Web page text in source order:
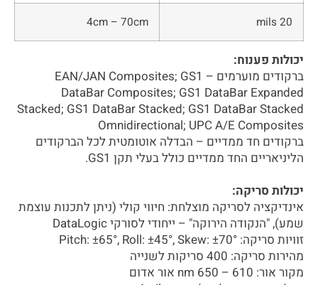
20 mils
4cm – 70cm
יכולות פענוח:
ברקודים מוערמים – EAN/JAN Composites; GS1
DataBar Composites; GS1 DataBar Expanded
Stacked; GS1 DataBar Stacked; GS1 DataBar Stacked
Omnidirectional; UPC A/E Composites
ברקודים חד ממדיים – הבדלה אוטומטית לכל הברקודים
הליניאריים החד ממדיים כולל בעלי תקן GS1.
יכולות סריקה:
אינדיקציה לסריקה מוצלחת: חיווי קולי (ניתן לתכנות עוצמת
שמע), "הנקודה הירוקה" – ייחודי לסורקי DataLogic
זוויות סריקה: Pitch: ±65°, Roll: ±45°, Skew: ±70°
מהירות סריקה: 400 סריקות לשנייה
מקור אור: 610 – 650 nm אור אדום